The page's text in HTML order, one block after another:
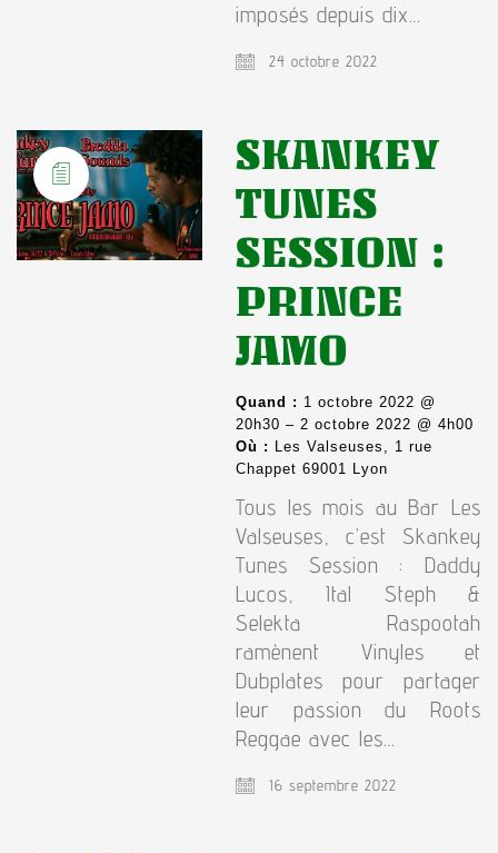
imposés depuis dix…
24 octobre 2022
SKANKEY
TUNES
SESSION :
PRINCE
JAMO
Quand : 1 octobre 2022 @
20h30 – 2 octobre 2022 @ 4h00
Où : Les Valseuses, 1 rue
Chappet 69001 Lyon
Tous les mois au Bar Les
Valseuses, c’est Skankey
Tunes Session : Daddy
Lucos, Ital Steph &
Selekta Raspootah
ramènent Vinyles et
Dubplates pour partager
leur passion du Roots
Reggae avec les…
16 septembre 2022